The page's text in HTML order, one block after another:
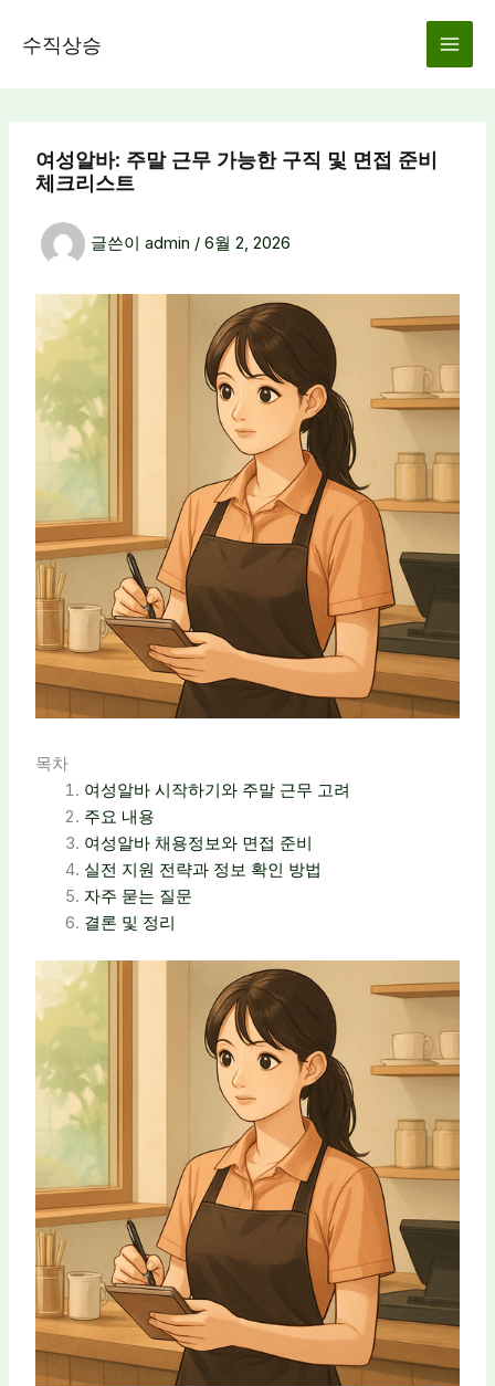
수직상승
여성알바: 주말 근무 가능한 구직 및 면접 준비
체크리스트
글쓴이 admin / 6월 2, 2026
목차
여성알바 시작하기와 주말 근무 고려
주요 내용
여성알바 채용정보와 면접 준비
실전 지원 전략과 정보 확인 방법
자주 묻는 질문
결론 및 정리